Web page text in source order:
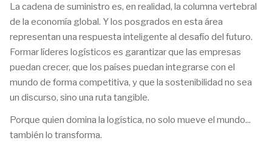
La cadena de suministro es, en realidad, la columna vertebral
de la economía global. Y los posgrados en esta área
representan una respuesta inteligente al desafío del futuro.
Formar líderes logísticos es garantizar que las empresas
puedan crecer, que los países puedan integrarse con el
mundo de forma competitiva, y que la sostenibilidad no sea
un discurso, sino una ruta tangible.
Porque quien domina la logística, no solo mueve el mundo...
también lo transforma.